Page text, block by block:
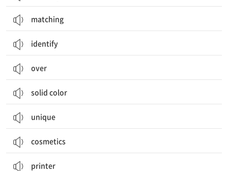
matching
identify
over
solid color
unique
cosmetics
printer